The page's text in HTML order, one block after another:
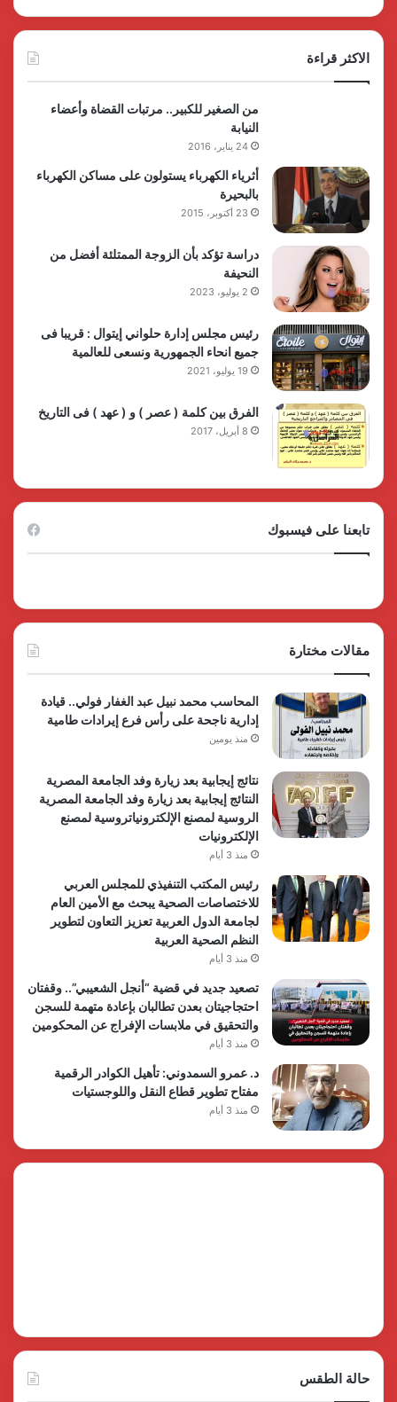
الاكثر قراءة
من الصغير للكبير.. مرتبات القضاة وأعضاء
النيابة
24 يناير، 2016
أثرياء الكهرباء يستولون على مساكن الكهرباء
بالبحيرة
23 أكتوبر، 2015
دراسة تؤكد بأن الزوجة الممتلئة أفضل من
النحيفة
2 يوليو، 2023
رئيس مجلس إدارة حلواني إيتوال : قريبا فى
جميع انحاء الجمهورية ونسعى للعالمية
19 يوليو، 2021
الفرق بين كلمة ( عصر ) و ( عهد ) فى التاريخ
8 أبريل، 2017
تابعنا على فيسبوك
مقالات مختارة
المحاسب محمد نبيل عبد الغفار فولي.. قيادة
إدارية ناجحة على رأس فرع إيرادات طامية
منذ يومين
نتائج إيجابية بعد زيارة وفد الجامعة المصرية
النتائج إيجابية بعد زيارة وفد الجامعة المصرية
الروسية لمصنع الإلكترونياتروسية لمصنع
الإلكترونيات
منذ 3 أيام
رئيس المكتب التنفيذي للمجلس العربي
للاختصاصات الصحية يبحث مع الأمين العام
لجامعة الدول العربية تعزيز التعاون لتطوير
النظم الصحية العربية
منذ 3 أيام
تصعيد جديد في قضية “أنجل الشعيبي”.. وقفتان
احتجاجيتان بعدن تطالبان بإعادة متهمة للسجن
والتحقيق في ملابسات الإفراج عن المحكومين
منذ 3 أيام
د. عمرو السمدوني: تأهيل الكوادر الرقمية
مفتاح تطوير قطاع النقل واللوجستيات
منذ 3 أيام
حالة الطقس